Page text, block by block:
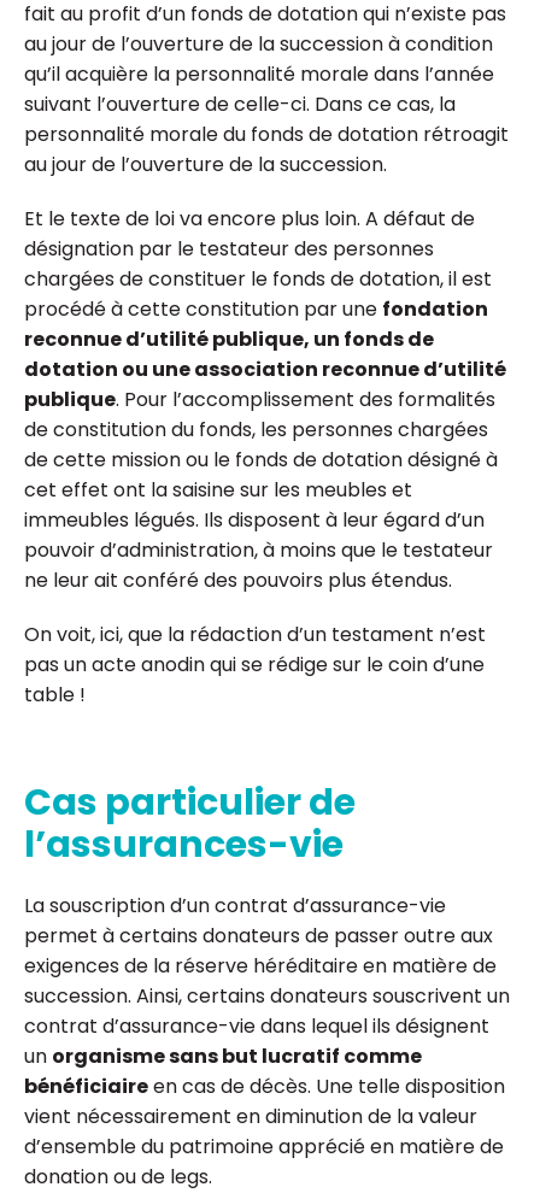
fait au profit d’un fonds de dotation qui n’existe pas
au jour de l’ouverture de la succession à condition
qu’il acquière la personnalité morale dans l’année
suivant l’ouverture de celle-ci. Dans ce cas, la
personnalité morale du fonds de dotation rétroagit
au jour de l’ouverture de la succession.
Et le texte de loi va encore plus loin. A défaut de
désignation par le testateur des personnes
chargées de constituer le fonds de dotation, il est
procédé à cette constitution par une fondation
reconnue d’utilité publique, un fonds de
dotation ou une association reconnue d’utilité
publique. Pour l’accomplissement des formalités
de constitution du fonds, les personnes chargées
de cette mission ou le fonds de dotation désigné à
cet effet ont la saisine sur les meubles et
immeubles légués. Ils disposent à leur égard d’un
pouvoir d’administration, à moins que le testateur
ne leur ait conféré des pouvoirs plus étendus.
On voit, ici, que la rédaction d’un testament n’est
pas un acte anodin qui se rédige sur le coin d’une
table !
Cas particulier de
l’assurances-vie
La souscription d’un contrat d’assurance-vie
permet à certains donateurs de passer outre aux
exigences de la réserve héréditaire en matière de
succession. Ainsi, certains donateurs souscrivent un
contrat d’assurance-vie dans lequel ils désignent
un organisme sans but lucratif comme
bénéficiaireen cas de décès. Une telle disposition
vient nécessairement en diminution de la valeur
d’ensemble du patrimoine apprécié en matière de
donation ou de legs.